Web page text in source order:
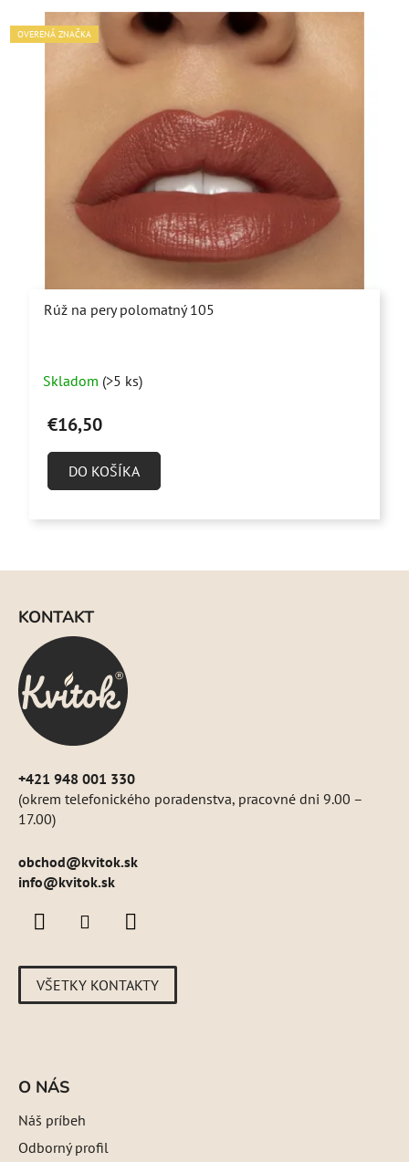
OVERENÁ ZNAČKA
Rúž na pery polomatný 105
Skladom (>5 ks)
€16,50
DO KOŠÍKA
KONTAKT
+421 948 001 330
(okrem telefonického poradenstva, pracovné dni 9.00 –
17.00)
obchod@kvitok.sk
info@kvitok.sk
VŠETKY KONTAKTY
O NÁS
Náš príbeh
Odborný profil